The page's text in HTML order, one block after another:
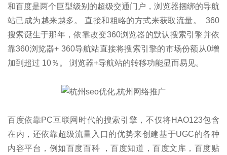
和百度是两个巨型级别的超级交通门户，浏览器捆绑的导航
站已成为越来越多。 直接和粗略的方式来获取流量。 360
搜索诞生于那年，依靠改变360浏览器的默认搜索引擎并依
靠360浏览器+ 360导航站直接将搜索引擎的市场份额从0增
加到超过 10％。 浏览器+导航站的转移功能显而易见。
百度依靠PC互联网时代的搜索引擎，不仅将HAO123包含
在内，还依靠超级流量入口的优势来创建基于UGC的各种
内容平台，例如百度百科 ，百度知道，百度文库，百度贴